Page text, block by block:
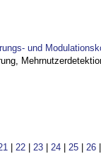
und
22 23 24 25 26